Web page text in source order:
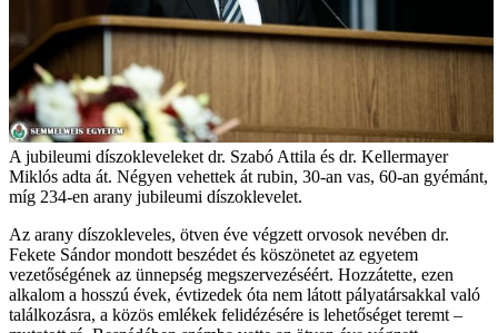
A jubileumi díszokleveleket dr. Szabó Attila és dr. Kellermayer
Miklós adta át. Négyen vehettek át rubin, 30-an vas, 60-an gyémánt,
míg 234-en arany jubileumi díszoklevelet.
Az arany díszokleveles, ötven éve végzett orvosok nevében dr.
Fekete Sándor mondott beszédet és köszönetet az egyetem
vezetőségének az ünnepség megszervezéséért. Hozzátette, ezen
alkalom a hosszú évek, évtizedek óta nem látott pályatársakkal való
találkozásra, a közös emlékek felidézésére is lehetőséget teremt –